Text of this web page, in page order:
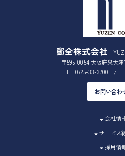
郵全株式会社
〒595-0054 大阪府泉大
TEL 0725-33-3700 /
お問い合わ
会社情
サービス
採用情